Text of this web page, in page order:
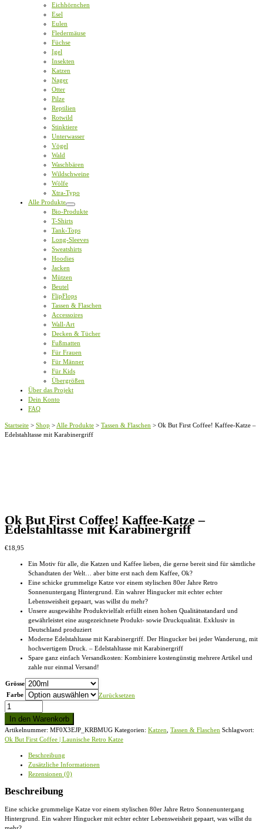
Eichhörnchen
Esel
Eulen
Fledermäuse
Füchse
Igel
Insekten
Katzen
Nager
Otter
Pilze
Reptilien
Rotwild
Stinktiere
Unterwasser
Vögel
Wald
Waschbären
Wildschweine
Wölfe
Xtra-Typo
Alle Produkte
Bio-Produkte
T-Shirts
Tank-Tops
Long-Sleeves
Sweatshirts
Hoodies
Jacken
Mützen
Beutel
FlipFlops
Tassen & Flaschen
Accessoires
Wall-Art
Decken & Tücher
Fußmatten
Für Frauen
Für Männer
Für Kids
Übergrößen
Über das Projekt
Dein Konto
FAQ
Startseite > Shop > Alle Produkte > Tassen & Flaschen > Ok But First Coffee! Kaffee-Katze –
Edelstahltasse mit Karabinergriff
Ok But First Coffee! Kaffee-Katze –
Edelstahltasse mit Karabinergriff
€18,95
Ein Motiv für alle, die Katzen und Kaffee lieben, die gerne bereit sind für sämtliche
Schandtaten der Welt… aber bitte erst nach dem Kaffee, Ok?
Eine schicke grummelige Katze vor einem stylischen 80er Jahre Retro
Sonnenuntergang Hintergrund. Ein wahrer Hingucker mit echter echter
Lebensweisheit gepaart, was willst du mehr?
Unsere ausgewählte Produktvielfalt erfüllt einen hohen Qualitätsstandard und
gewährleistet eine ausgezeichnete Produkt- sowie Druckqualität. Exklusiv in
Deutschland produziert
Moderne Edelstahltasse mit Karabinergriff. Der Hingucker bei jeder Wanderung, mit
hochwertigem Druck. – Edelstahltasse mit Karabinergriff
Spare ganz einfach Versandkosten: Kombiniere kostengünstig mehrere Artikel und
zahle nur einmal Versand!
Grösse
Farbe
Zurücksetzen
Ok
But
First
Coffee!
Kaffee-
Edelstahltasse
Karabinergriff
In den Warenkorb
Artikelnummer: MF0X3EJP_KRBMUG Kategorien: Katzen Tassen & Flaschen Schlagwort:
Ok But First Coffee | Launische Retro Katze
Beschreibung
Zusätzliche Informationen
Rezensionen (0)
Beschreibung
Eine schicke grummelige Katze vor einem stylischen 80er Jahre Retro Sonnenuntergang
Hintergrund. Ein wahrer Hingucker mit echter echter Lebensweisheit gepaart, was willst du